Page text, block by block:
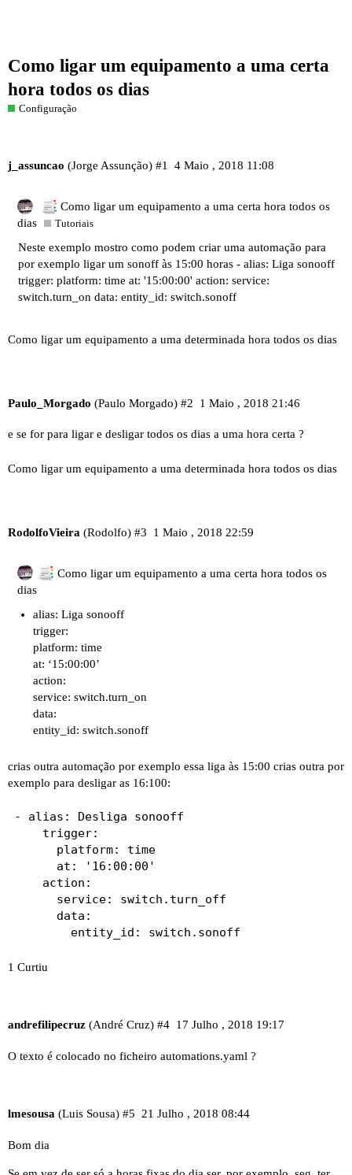
Como ligar um equipamento a uma certa
hora todos os dias
Configuração
j_assuncao (Jorge Assunção) 4 Maio , 2018 11:08
#1
Como ligar um equipamento a uma certa hora todos os
dias
Tutoriais
Neste exemplo mostro como podem criar uma automação para
por exemplo ligar um sonoff às 15:00 horas - alias: Liga sonooff
trigger: platform: time at: '15:00:00' action: service:
switch.turn_on data: entity_id: switch.sonoff
Como ligar um equipamento a uma determinada hora todos os dias
Paulo_Morgado (Paulo Morgado) 1 Maio , 2018 21:46
#2
e se for para ligar e desligar todos os dias a uma hora certa ?
Como ligar um equipamento a uma determinada hora todos os dias
RodolfoVieira (Rodolfo) 1 Maio , 2018 22:59
#3
Como ligar um equipamento a uma certa hora todos os
dias
alias: Liga sonooff
trigger:
platform: time
at: ‘15:00:00’
action:
service: switch.turn_on
data:
entity_id: switch.sonoff
crias outra automação por exemplo essa liga às 15:00 crias outra por
exemplo para desligar as 16:100:
- alias: Desliga sonooff
    trigger:
      platform: time
      at: '16:00:00'
    action:
      service: switch.turn_off
      data:
        entity_id: switch.sonoff
1 Curtiu
andrefilipecruz (André Cruz) 17 Julho , 2018 19:17
#4
O texto é colocado no ficheiro automations.yaml ?
lmesousa (Luis Sousa) 21 Julho , 2018 08:44
#5
Bom dia